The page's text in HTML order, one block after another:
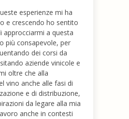
esperienze mi ha
e crescendo ho sentito
approcciarmi a questa
più consapevole, per
dei corsi da
aziende vinicole e
oltre che alla
vino anche alle fasi di
e di distribuzione,
da legare alla mia
anche in contesti